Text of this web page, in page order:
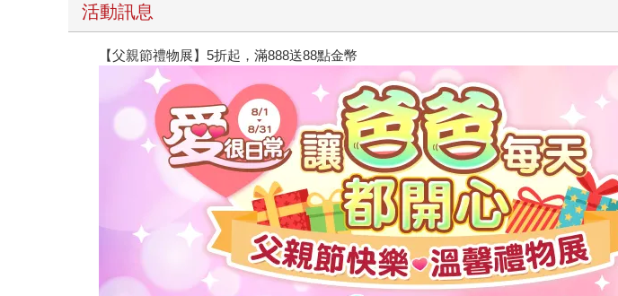
活動訊息
【父親節禮物展】5折起，滿888送88點金幣